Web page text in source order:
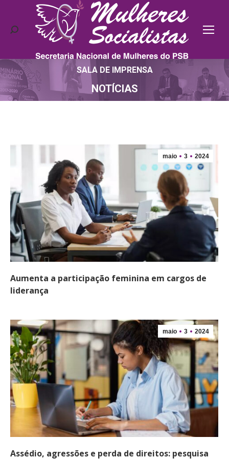
Search:
SALA DE IMPRENSA
NOTÍCIAS
Você está aqui:
maio 3 2024
Aumenta a participação feminina em cargos de
liderança
maio 3 2024
Assédio, agressões e perda de direitos: pesquisa